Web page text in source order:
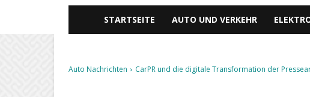
STARTSEITE AUTO UND VERKEHR
Auto Nachrichten CarPR und die digitale Transformation der